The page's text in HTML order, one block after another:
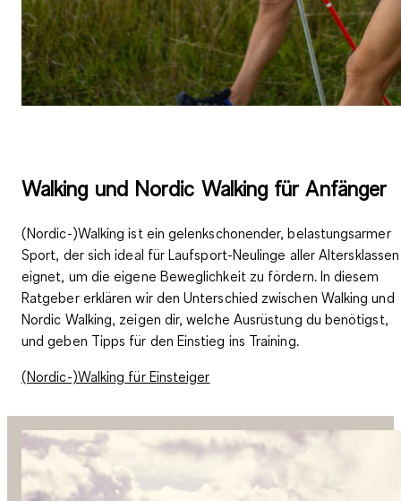
Walking und Nordic Walking für Anfänger
(Nordic-)Walking ist ein gelenkschonender, belastungsarmer
Sport, der sich ideal für Laufsport-Neulinge aller Altersklassen
eignet, um die eigene Beweglichkeit zu fördern. In diesem
Ratgeber erklären wir den Unterschied zwischen Walking und
Nordic Walking, zeigen dir, welche Ausrüstung du benötigst,
und geben Tipps für den Einstieg ins Training.
(Nordic-)Walking für Einsteiger